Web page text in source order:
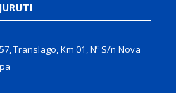
Translago, Km 01, Nº S/n Nova